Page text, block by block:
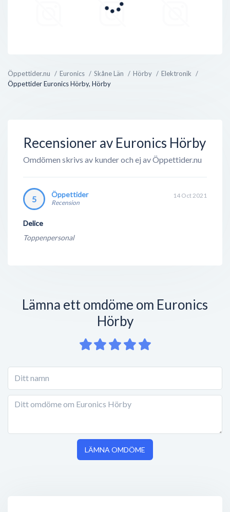
Öppettider.nu Euronics Skåne Län Hörby
Elektronik
Öppettider Euronics Hörby, Hörby
Recensioner av Euronics Hörby
Omdömen skrivs av kunder och ej av Öppettider.nu
5 Öppettider
Recension
Delice
14 Oct 2021
Toppenpersonal
Lämna ett omdöme om Euronics
Hörby
LÄMNA OMDÖME